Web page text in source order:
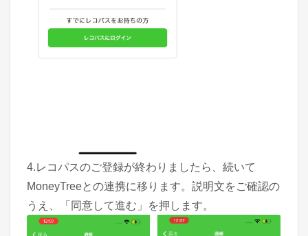
4.レコパスのご登録が終わりましたら、続いて
MoneyTreeとの連携に移ります。説明文をご確認の
うえ、「同意して進む」を押します。